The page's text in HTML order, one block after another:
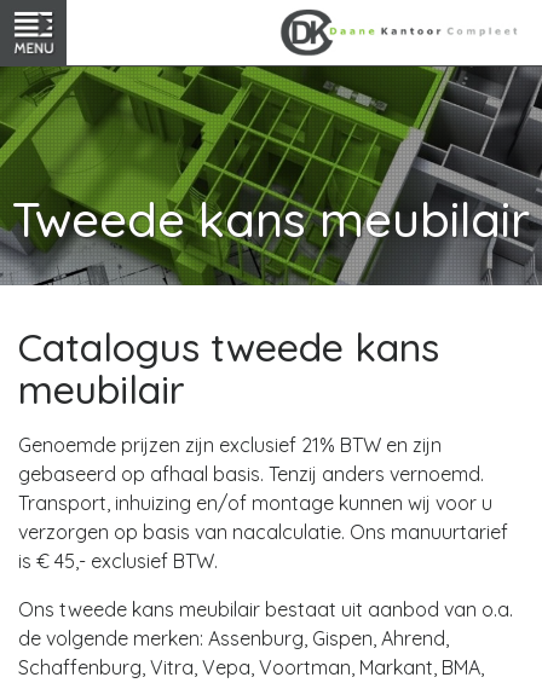
Tweede kans meubilair
Catalogus tweede kans
meubilair
Genoemde prijzen zijn exclusief 21% BTW en zijn
gebaseerd op afhaal basis. Tenzij anders vernoemd.
Transport, inhuizing en/of montage kunnen wij voor u
verzorgen op basis van nacalculatie. Ons manuurtarief
is € 45,- exclusief BTW.
Ons tweede kans meubilair bestaat uit aanbod van o.a.
de volgende merken: Assenburg, Gispen, Ahrend,
Schaffenburg, Vitra, Vepa, Voortman, Markant, BMA,